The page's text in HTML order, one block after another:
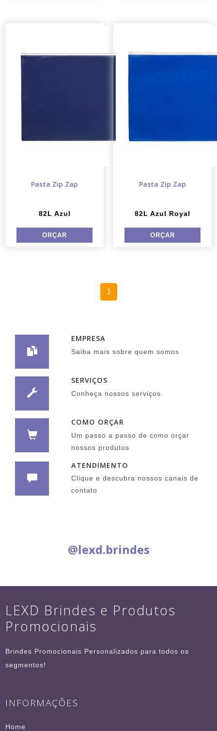
Pasta Zip Zap
82L Azul
Pasta Zip Zap
82L Azul Royal
1
EMPRESA
Saiba mais sobre quem somos
SERVIÇOS
Conheça nossos serviços
COMO ORÇAR
Um passo a passo de como orçar
nossos produtos
ATENDIMENTO
Clique e descubra nossos canais de
contato
@lexd.brindes
LEXD Brindes e Produtos
Promocionais
Brindes Promocionais Personalizados para todos os
segmentos!
INFORMAÇÕES
Home